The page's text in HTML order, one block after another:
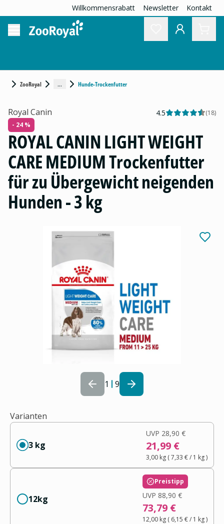
Willkommensrabatt Newsletter Kontakt
ZooRoyal ... Hunde-Trockenfutter
1 9
Royal Canin 4.5 (18)
- 24 %
ROYAL CANIN LIGHT WEIGHT
CARE MEDIUM Trockenfutter
für zu Übergewicht neigenden
Hunden - 3 kg
Varianten
3 kg
UVP 28,90 €
21,99 €
3,00 kg(7,33 €/ 1 kg)
12kg
Preistipp
UVP 88,90 €
73,79 €
12,00 kg( 6,15 €/ 1 kg)